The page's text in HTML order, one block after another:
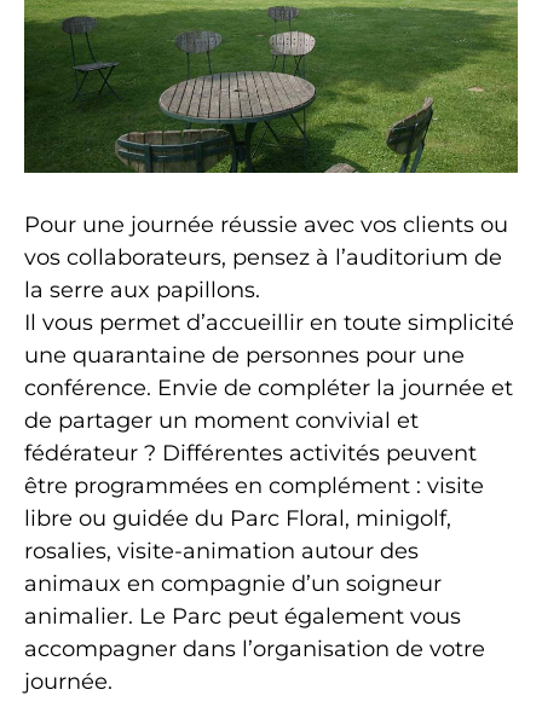
Pour une journée réussie avec vos clients ou
vos collaborateurs, pensez à l’auditorium de
la serre aux papillons.
Il vous permet d’accueillir en toute simplicité
une quarantaine de personnes pour une
conférence. Envie de compléter la journée et
de partager un moment convivial et
fédérateur ? Différentes activités peuvent
être programmées en complément : visite
libre ou guidée du Parc Floral, minigolf,
rosalies, visite-animation autour des
animaux en compagnie d’un soigneur
animalier. Le Parc peut également vous
accompagner dans l’organisation de votre
journée.